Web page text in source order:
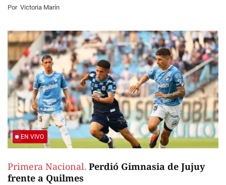
Por Victoria Marín
EN VIVO
Primera Nacional. Perdió Gimnasia de Jujuy
frente a Quilmes